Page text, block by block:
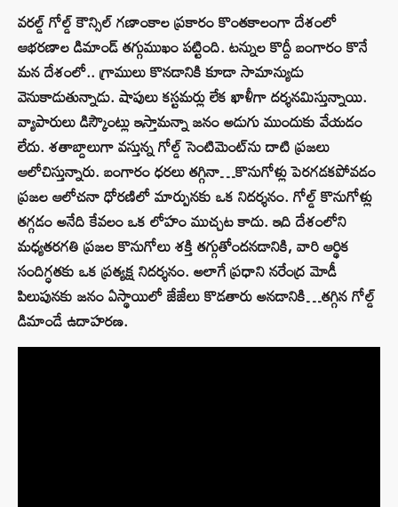
వరల్డ్ గోల్డ్ కౌన్సిల్ గణాంకాల ప్రకారం కొంతకాలంగా దేశంలో
ఆభరణాల డిమాండ్ తగ్గుముఖం పట్టింది. టన్నుల కొద్దీ బంగారం కొనే
మన దేశంలో.. గ్రాములు కొనడానికి కూడా సామాన్యుడు
వెనుకాడుతున్నాడు. షాపులు కస్టమర్లు లేక ఖాళీగా దర్శనమిస్తున్నాయి.
వ్యాపారులు డిస్కౌంట్లు ఇస్తామన్నా జనం అడుగు ముందుకు వేయడం
లేదు. శతాబ్దాలుగా వస్తున్న గోల్డ్ సెంటిమెంట్‌ను దాటి ప్రజలు
ఆలోచిస్తున్నారు. బంగారం ధరలు తగ్గినా…కొనుగోళ్లు పెరగడకపోవడం
ప్రజల ఆలోచనా ధోరణిలో మార్పునకు ఒక నిదర్శనం. గోల్డ్ కొనుగోళ్లు
తగ్గడం అనేది కేవలం ఒక లోహం ముచ్చట కాదు. ఇది దేశంలోని
మధ్యతరగతి ప్రజల కొనుగోలు శక్తి తగ్గుతోందనడానికి, వారి ఆర్థిక
సందిగ్ధతకు ఒక ప్రత్యక్ష నిదర్శనం. అలాగే ప్రధాని నరేంద్ర మోడీ
పిలుపునకు జనం ఏస్థాయిలో జేజేలు కొడతారు అనడానికి…తగ్గిన గోల్డ్
డిమాండే ఉదాహరణ.